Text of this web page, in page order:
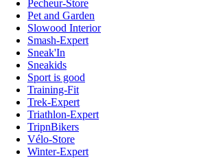
Pecheur-Store
Pet and Garden
Slowood Interior
Smash-Expert
Sneak'In
Sneakids
Sport is good
Training-Fit
Trek-Expert
Triathlon-Expert
TripnBikers
Vélo-Store
Winter-Expert